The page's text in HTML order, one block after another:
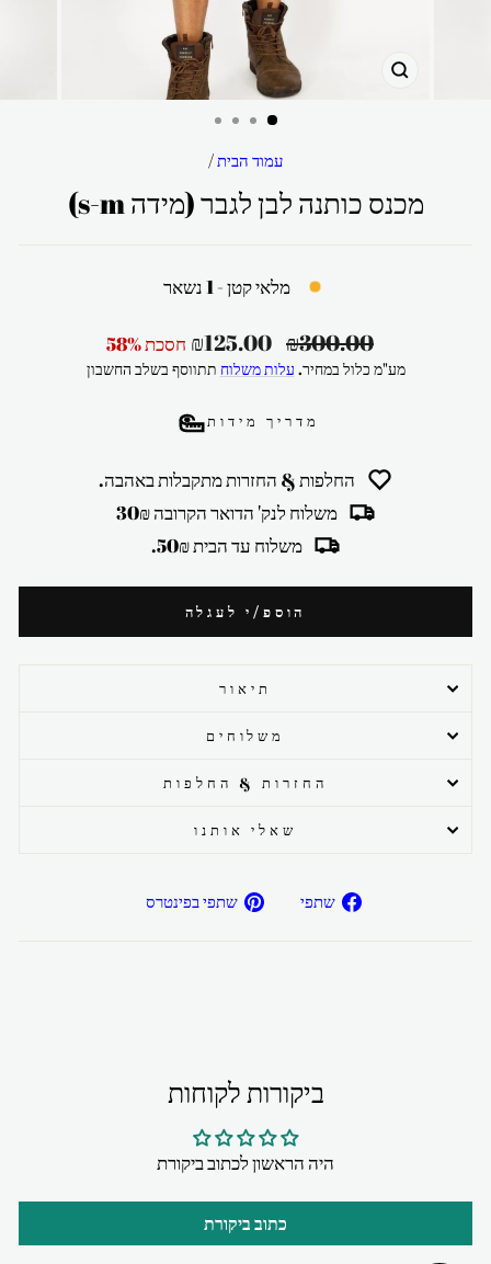
עמוד הבית/
מכנס כותנה לבן לגבר (מידה s-m)
מלאי קטן - 1 נשאר
מחיר
רגיל
₪300.00 מחיר
מבצע
₪125.00 חסכת 58%
מע"מ כלול במחיר. עלות משלוח תתווסף בשלב החשבון
מדריך מידות
החלפות & החזרות מתקבלות באהבה.
משלוח לנק' הדואר הקרובה 30₪
משלוח עד הבית 50₪.
הוספ/י לעגלה
תיאור
משלוחים
החזרות & החלפות
שאלי אותנו
שתפי
שתפ/י שתפי בפינטרס
ביקורות לקוחות
היה הראשון לכתוב ביקורת
כתוב ביקורת